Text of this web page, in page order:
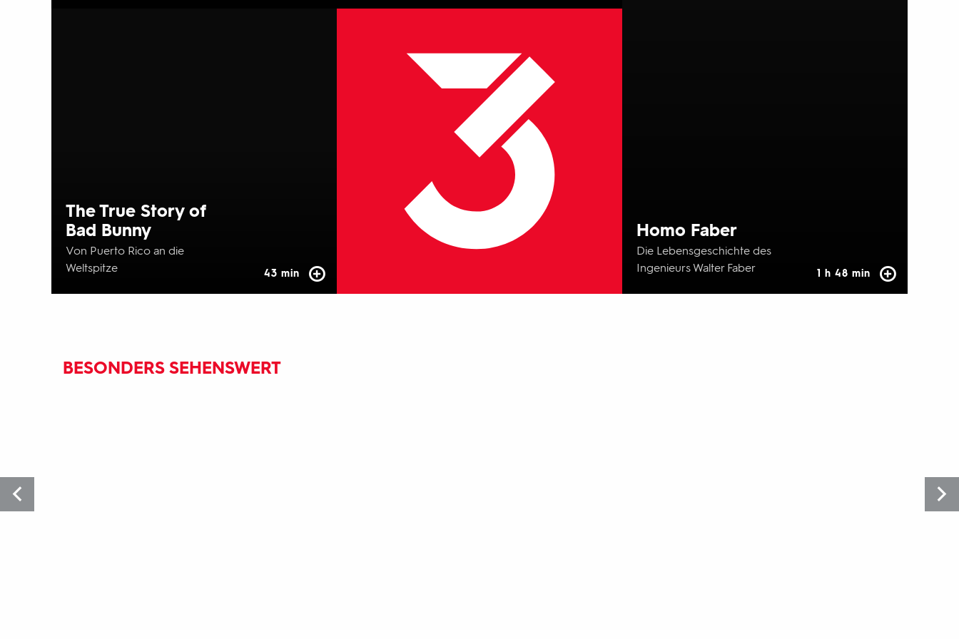
The True Story of
Bad Bunny
Von Puerto Rico an die
Weltspitze
43 min
Homo Faber
Die Lebensgeschichte des
Ingenieurs Walter Faber
1 h 48 min
BESONDERS SEHENSWERT